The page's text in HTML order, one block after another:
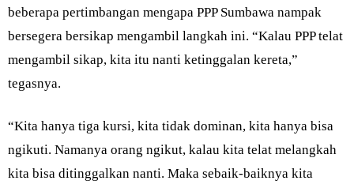
beberapa pertimbangan mengapa PPP Sumbawa nampak
bersegera bersikap mengambil langkah ini. “Kalau PPP telat
mengambil sikap, kita itu nanti ketinggalan kereta,”
tegasnya.
“Kita hanya tiga kursi, kita tidak dominan, kita hanya bisa
ngikuti. Namanya orang ngikut, kalau kita telat melangkah
kita bisa ditinggalkan nanti. Maka sebaik-baiknya kita